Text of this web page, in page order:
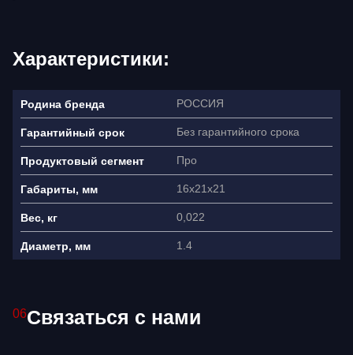
Характеристики:
Родина бренда РОССИЯ
Гарантийный срок Без гарантийного срока
Продуктовый сегмент Про
Габариты, мм 16х21х21
Вес, кг 0,022
Диаметр, мм 1.4
06Связаться с нами